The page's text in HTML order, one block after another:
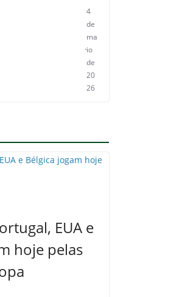
4
de
ma
io
de
20
26
EUA e
hoje pelas